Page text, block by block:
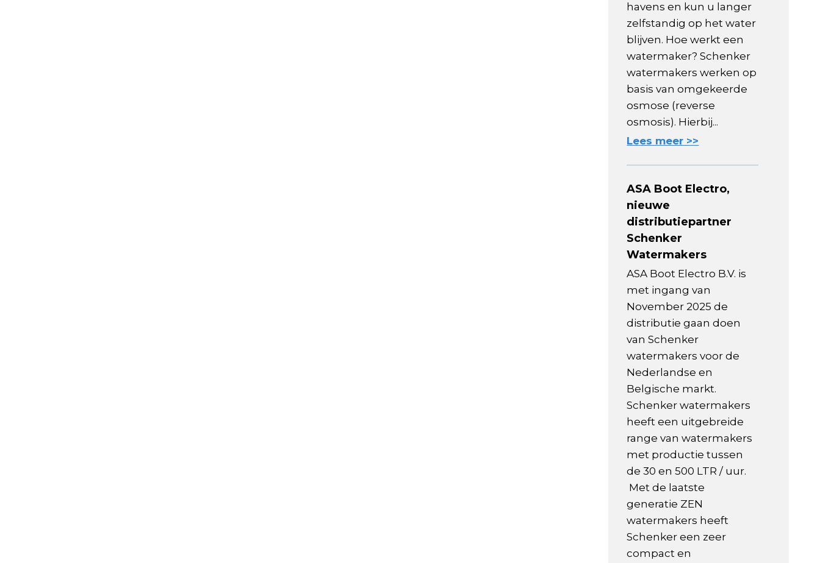
havens en kun u langer
zelfstandig op het water
blijven. Hoe werkt een
watermaker? Schenker
watermakers werken op
basis van omgekeerde
osmose (reverse
osmosis). Hierbij...
Lees meer >>
ASA Boot Electro,
nieuwe
distributiepartner
Schenker
Watermakers
ASA Boot Electro B.V. is
met ingang van
November 2025 de
distributie gaan doen
van Schenker
watermakers voor de
Nederlandse en
Belgische markt.
Schenker watermakers
heeft een uitgebreide
range van watermakers
met productie tussen
de 30 en 500 LTR / uur.
Met de laatste
generatie ZEN
watermakers heeft
Schenker een zeer
compact en